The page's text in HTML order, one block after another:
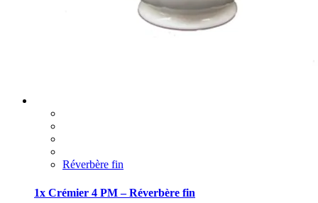
Réverbère fin
1x Crémier 4 PM – Réverbère fin